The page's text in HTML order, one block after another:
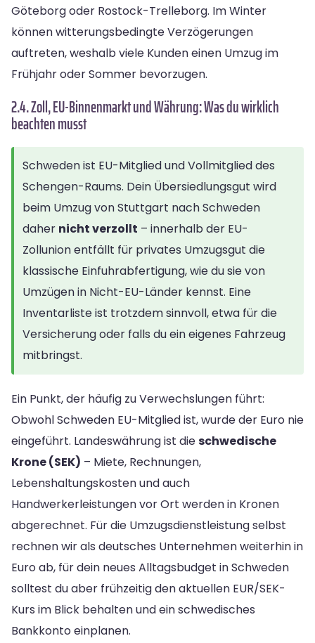
Göteborg oder Rostock-Trelleborg. Im Winter
können witterungsbedingte Verzögerungen
auftreten, weshalb viele Kunden einen Umzug im
Frühjahr oder Sommer bevorzugen.
2.4. Zoll, EU-Binnenmarkt und Währung: Was du wirklich
beachten musst
Schweden ist EU-Mitglied und Vollmitglied des
Schengen-Raums. Dein Übersiedlungsgut wird
beim Umzug von Stuttgart nach Schweden
daher nicht verzollt – innerhalb der EU-
Zollunion entfällt für privates Umzugsgut die
klassische Einfuhrabfertigung, wie du sie von
Umzügen in Nicht-EU-Länder kennst. Eine
Inventarliste ist trotzdem sinnvoll, etwa für die
Versicherung oder falls du ein eigenes Fahrzeug
mitbringst.
Ein Punkt, der häufig zu Verwechslungen führt:
Obwohl Schweden EU-Mitglied ist, wurde der Euro nie
eingeführt. Landeswährung ist dieschwedische
Krone (SEK) – Miete, Rechnungen,
Lebenshaltungskosten und auch
Handwerkerleistungen vor Ort werden in Kronen
abgerechnet. Für die Umzugsdienstleistung selbst
rechnen wir als deutsches Unternehmen weiterhin in
Euro ab, für dein neues Alltagsbudget in Schweden
solltest du aber frühzeitig den aktuellen EUR/SEK-
Kurs im Blick behalten und ein schwedisches
Bankkonto einplanen.